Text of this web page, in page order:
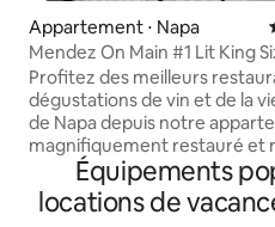
Appartement ⋅ Napa
Mendez On Main #1 Lit King
à pied du centre-ville
Profitez des meilleurs
dégustations de vin et de la
de Napa depuis notre
magnifiquement restauré et
dans notre maison
seulement 10 minutes à
ville. Notre appartement est
Équipements
locations de